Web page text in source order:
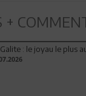
+
: le joyau le plus